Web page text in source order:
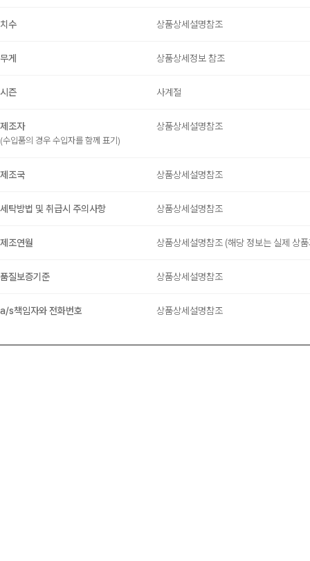
치수 상품상세설명참조
무게 상품상세정보 참조
시즌 사계절
제조자
(수입품의 경우 수입자를 함께 표기)
상품상세설명참조
제조국 상품상세설명참조
세탁방법 및 취급시 주의사항 상품상세설명참조
제조연월 상품상세설명참조 (해당 정보는 실제 상
품질보증기준 상품상세설명참조
a/s책임자와 전화번호 상품상세설명참조